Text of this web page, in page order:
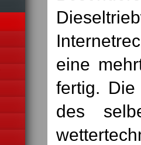
eine
fertig. Die
des